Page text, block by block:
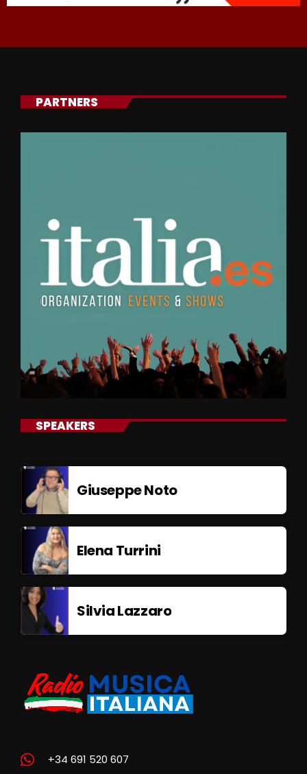
PARTNERS
SPEAKERS
Giuseppe Noto
Elena Turrini
Silvia Lazzaro
+34 691 520 607